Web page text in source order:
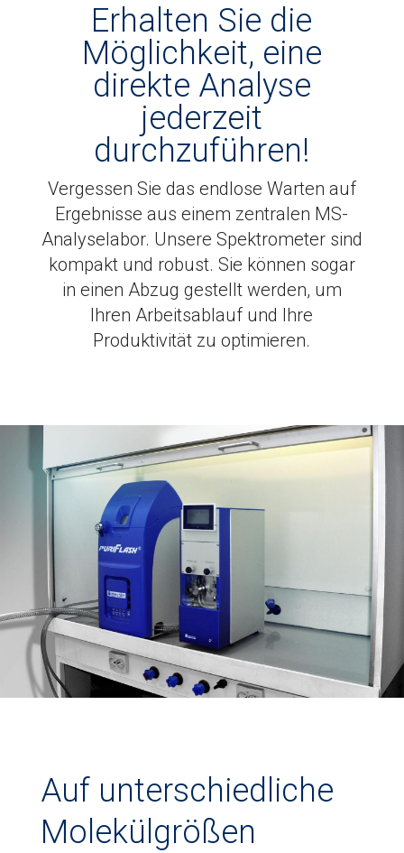
Erhalten Sie die
Möglichkeit, eine
direkte Analyse
jederzeit
durchzuführen!
Vergessen Sie das endlose Warten auf
Ergebnisse aus einem zentralen MS-
Analyselabor. Unsere Spektrometer sind
kompakt und robust. Sie können sogar
in einen Abzug gestellt werden, um
Ihren Arbeitsablauf und Ihre
Produktivität zu optimieren.
Auf unterschiedliche
Molekülgrößen